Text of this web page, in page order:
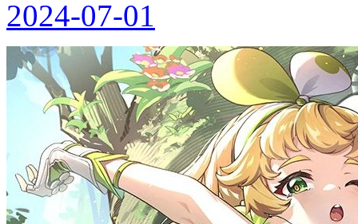
2024-07-01